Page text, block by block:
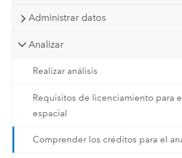
Administrar datos
Analizar
Realizar análisis
Requisitos de licenciamiento para
espacial
Comprender los créditos para el